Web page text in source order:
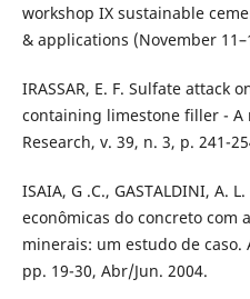
workshop IX sustainable
& applications (November
IRASSAR, E. F. Sulfate attack
containing limestone filler - A
Research, v. 39, n. 3, p. 241-
ISAIA, G .C., GASTALDINI, A.
econômicas do concreto com
minerais: um estudo de
pp. 19-30, Abr/Jun. 2004.